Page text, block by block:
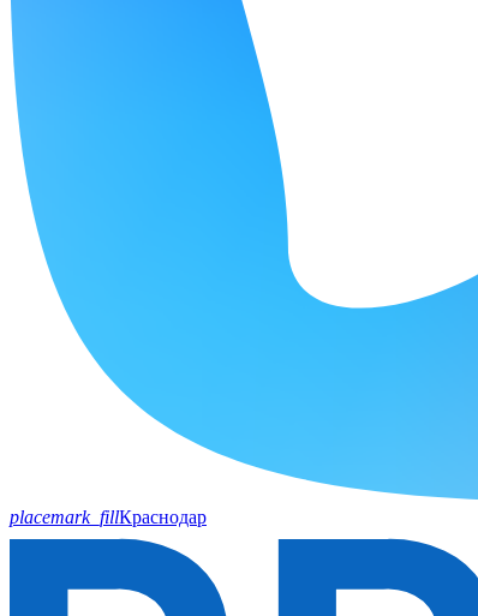
placemark_fillКраснодар